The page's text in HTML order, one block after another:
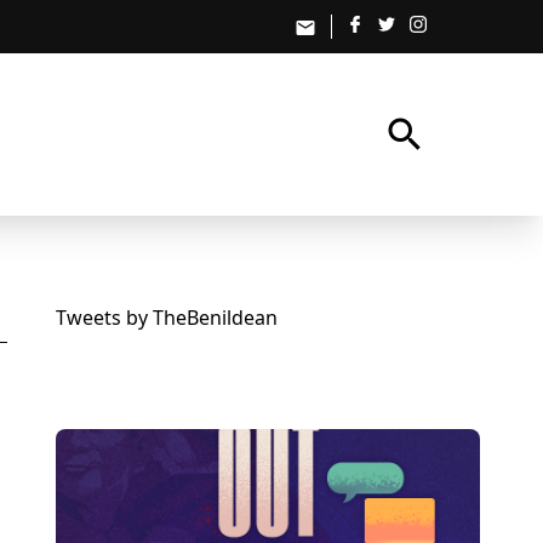
email
search
Tweets by TheBenildean